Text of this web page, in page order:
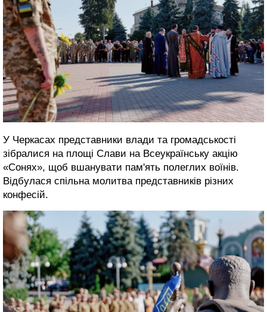
У Черкасах представники влади та громадськості
зібралися на площі Слави на Всеукраїнську акцію
«Сонях», щоб вшанувати пам'ять полеглих воїнів.
Відбулася спільна молитва представників різних
конфесій.